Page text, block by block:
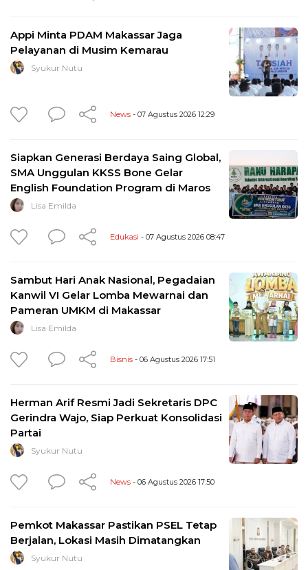
Appi Minta PDAM Makassar Jaga
Pelayanan di Musim Kemarau
Syukur Nutu
News - 07 Agustus 2026 12:29
Siapkan Generasi Berdaya Saing Global,
SMA Unggulan KKSS Bone Gelar
English Foundation Program di Maros
Lisa Emilda
Edukasi - 07 Agustus 2026 08:47
Sambut Hari Anak Nasional, Pegadaian
Kanwil VI Gelar Lomba Mewarnai dan
Pameran UMKM di Makassar
Lisa Emilda
Bisnis - 06 Agustus 2026 17:51
Herman Arif Resmi Jadi Sekretaris DPC
Gerindra Wajo, Siap Perkuat Konsolidasi
Partai
Syukur Nutu
News - 06 Agustus 2026 17:50
Pemkot Makassar Pastikan PSEL Tetap
Berjalan, Lokasi Masih Dimatangkan
Syukur Nutu